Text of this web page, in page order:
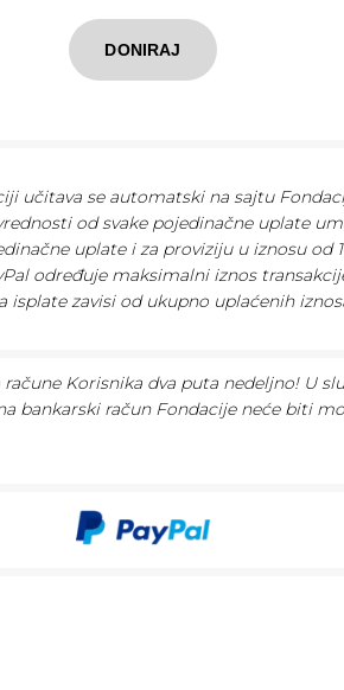
DONIRAJ
učitava se automatski na sajtu
od svake pojedinačne uplate
uplate i za proviziju u iznosu od
određuje maksimalni iznos
zavisi od ukupno uplaćenih
Korisnika dva puta nedeljno! U
bankarski račun Fondacije neće biti